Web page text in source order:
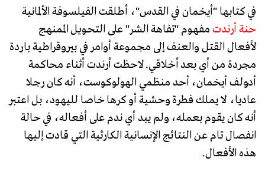
في كتابها "أيخمان في القدس"، أطلقت الفيلسوفة الألمانية
حنة أرندت مفهوم "تفاهة الشر" على التحويل الممنهج
لأفعال القتل والعنف إلى مجموعة أوامر في بيروقراطية باردة
مجردة من أي بعد أخلاقي. لاحظت أرندت أثناء محاكمة
أدولف أيخمان، أحد منظمي الهولوكوست، أنه كان رجلا
عاديا، لا يملك فطرة وحشية أو كرها خاصا لليهود، بل اعتبر
أنه كان يقوم بعمله، ولم يبد أي ندم على أفعاله، في حالة
انفصال تام عن النتائج الإنسانية الكارثية التي قادت إليها
هذه الأفعال.